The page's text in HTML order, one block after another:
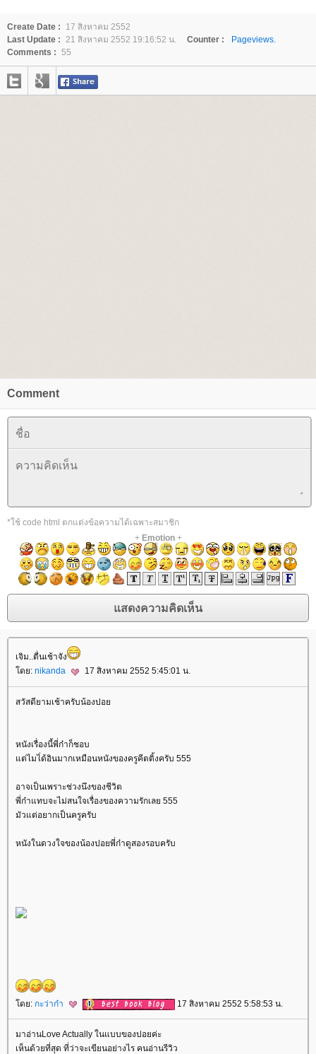
Create Date :
17 สิงหาคม 2552
Last Update : 21 สิงหาคม 2552 19:16:52 น. Counter :
Pageviews.
Comments : 55
Comment
*ใช้ code html ตกแต่งข้อความได้เฉพาะสมาชิก
+ Emotion+
เจิม..ตื่นเช้าจัง
ดย: nikanda 17 สิงหาคม 2552 5:45:01 น.
สวัสดียามเช้าครับน้องปอ
หนังเรื่องนี้พี่ก๋าก็ชอบ
ต่ไมไ่ด้อินมากเหมือนหนังของครูคีตติ้งครับ 555
อาจเป็นเพราะช่วงนึงของชีวิต
พี่ก๋าแทบจะไม่สนใจเรื่องของความรักเลย 555
มัวแต่อยากเป็นครูครับ
หนังในดวงใจของน้องปอยพี่ก๋าดูสองรอบครับ
ดย: กะว่าก๋า 17 สิงหาคม 2552 5:58:53 น.
มาอ่านLove Actually ในแบบของปอยค่ะ
เห็นด้วยที่สุด ที่ว่าจะเขียนอย่างไร คนอ่านรีวิว